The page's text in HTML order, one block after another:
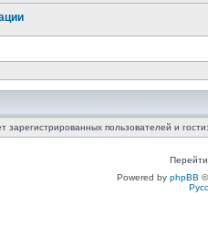
пользователей и
Powered by phpBB